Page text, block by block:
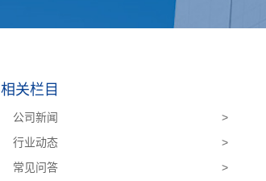
相关栏目
公司新闻
>
行业动态
>
常见问答
>